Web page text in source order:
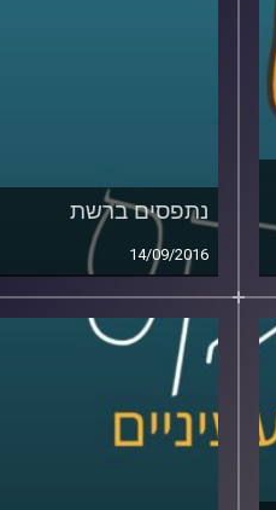
נתפסים ברשת
14/09/2016